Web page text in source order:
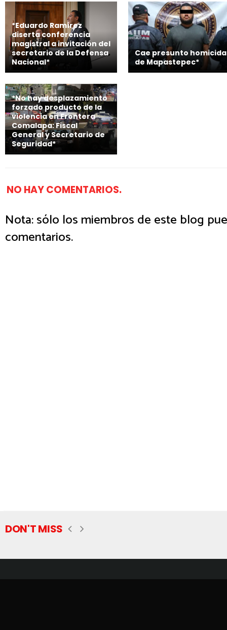
*Eduardo Ramírez
diserta conferencia
magistral a invitación del
secretario de la Defensa
Nacional*
Cae presunto homicida
de Mapastepec*
*No hay desplazamiento
forzado producto de la
violencia en Frontera
Comalapa: Fiscal
General y Secretario de
Seguridad*
NO HAY COMENTARIOS.
Nota: sólo los miembros de este blog
comentarios.
DON'T MISS